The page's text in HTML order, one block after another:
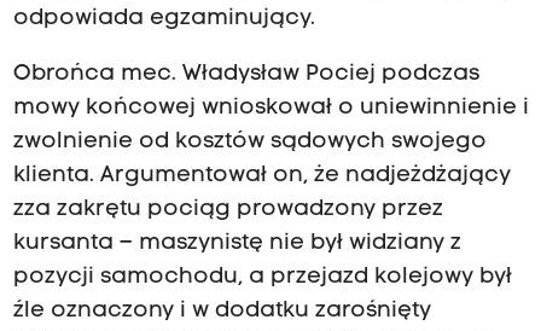
odpowiada egzaminujący.
Obrońca mec. Władysław Pociej podczas
mowy końcowej wnioskował o uniewinnienie i
zwolnienie od kosztów sądowych swojego
klienta. Argumentował on, że nadjeżdżający
zza zakrętu pociąg prowadzony przez
kursanta – maszynistę nie był widziany z
pozycji samochodu, a przejazd kolejowy był
źle oznaczony i w dodatku zarośnięty